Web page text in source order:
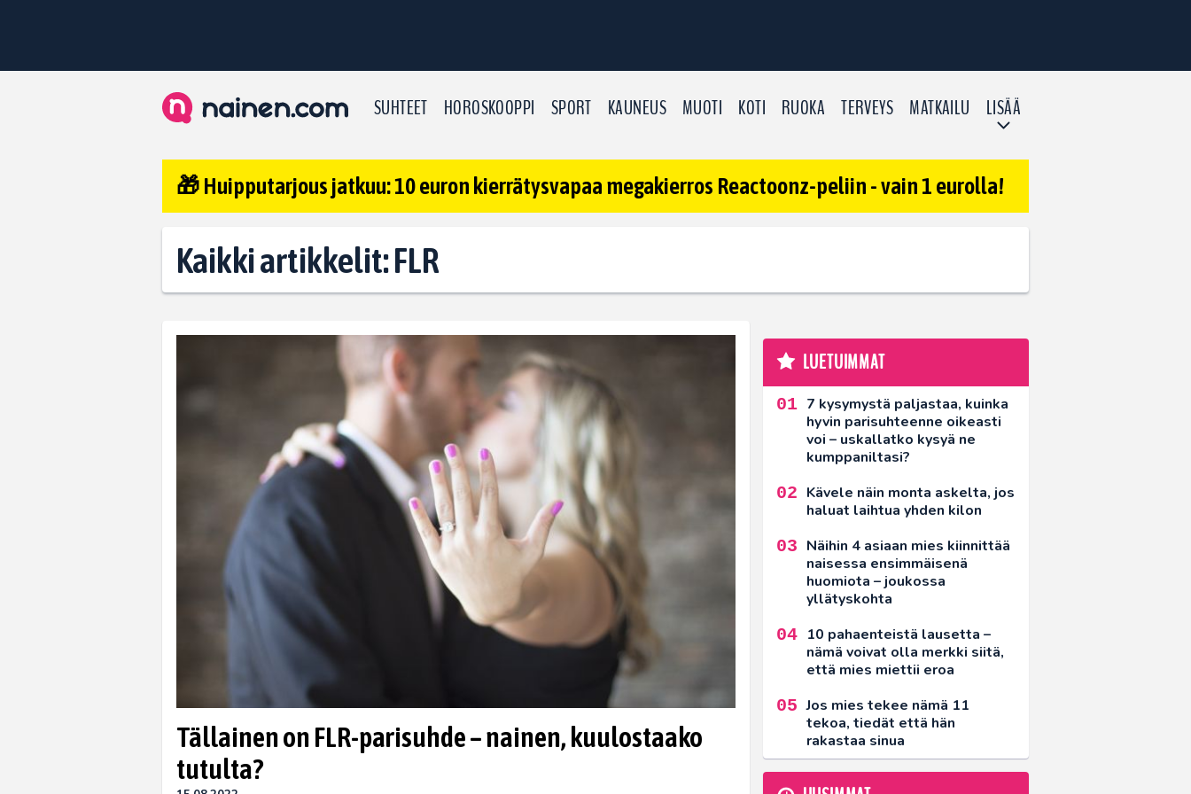
SUHTEET HOROSKOOPPI SPORT KAUNEUS MUOTI KOTI RUOKA TERVEYS MATKAILU LISÄÄ
🎁 Huipputarjous jatkuu: 10 euron kierrätysvapaa megakierros Reactoonz-peliin - vain 1 eurolla!
Kaikki artikkelit: FLR
Tällainen on FLR-parisuhde – nainen, kuulostaako
tutulta?
LUETUIMMAT
7 kysymystä paljastaa, kuinka
hyvin parisuhteenne oikeasti
voi – uskallatko kysyä ne
kumppaniltasi?
Kävele näin monta askelta, jos
haluat laihtua yhden kilon
Näihin 4 asiaan mies kiinnittää
naisessa ensimmäisenä
huomiota – joukossa
yllätyskohta
10 pahaenteistä lausetta –
nämä voivat olla merkki siitä,
että mies miettii eroa
Jos mies tekee nämä 11
tekoa, tiedät että hän
rakastaa sinua